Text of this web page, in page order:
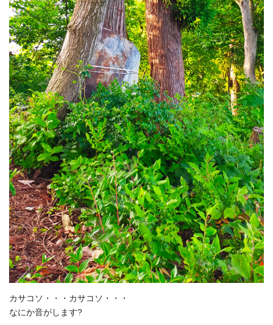
カサコソ・・・カサコソ・・・
なにか音がします?